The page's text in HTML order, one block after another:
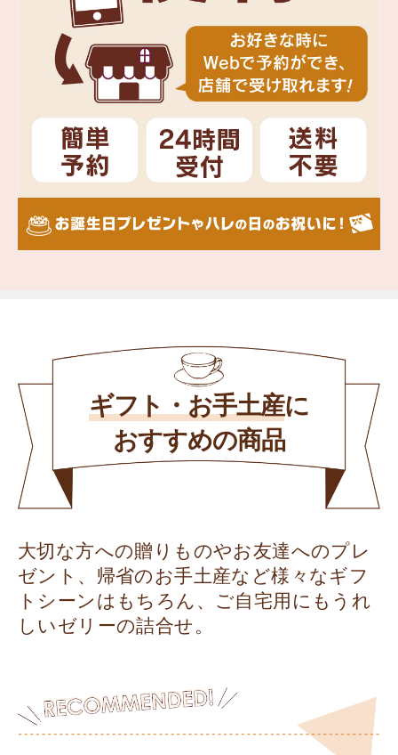
ギフト・お手土産に
おすすめの商品
大切な方への贈りものやお友達へのプレ
ゼント、帰省のお手土産など様々なギフ
トシーンはもちろん、ご自宅用にもうれ
しいゼリーの詰合せ。